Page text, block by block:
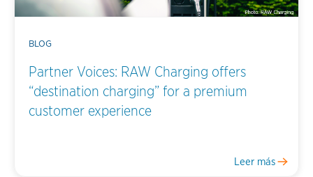
BLOG
Partner Voices: RAW Charging offers
“destination charging” for a premium
customer experience
Leer más